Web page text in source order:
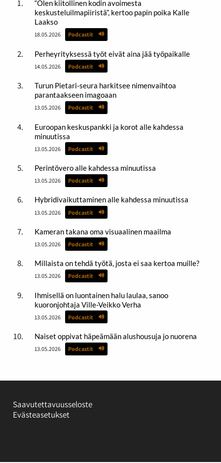
“Olen kiitollinen kodin avoimesta
keskusteluilmapiiristä”, kertoo papin poika Kalle
Laakso
18.05.2026 Podcastit
Perheyrityksessä työt eivät aina jää työpaikalle
14.05.2026 Podcastit
Turun Pietari-seura harkitsee nimenvaihtoa
parantaakseen imagoaan
13.05.2026 Podcastit
Euroopan keskuspankki ja korot alle kahdessa
minuutissa
13.05.2026 Podcastit
Perintövero alle kahdessa minuutissa
13.05.2026 Podcastit
Hybridivaikuttaminen alle kahdessa minuutissa
13.05.2026 Podcastit
Kameran takana oma visuaalinen maailma
13.05.2026 Podcastit
Millaista on tehdä työtä, josta ei saa kertoa muille?
13.05.2026 Podcastit
Ihmisellä on luontainen halu laulaa, sanoo
kuoronjohtaja Ville-Veikko Verha
13.05.2026 Podcastit
Naiset oppivat häpeämään alushousuja jo nuorena
13.05.2026 Podcastit
Saavutettavuusseloste
Evästeasetukset